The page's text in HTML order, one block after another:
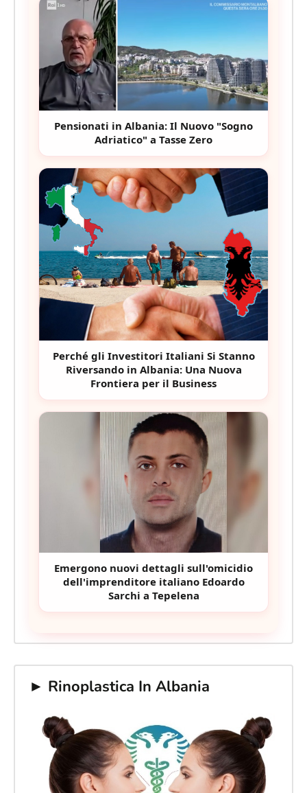
Pensionati in Albania: Il Nuovo "Sogno
Adriatico" a Tasse Zero
Perché gli Investitori Italiani Si Stanno
Riversando in Albania: Una Nuova
Frontiera per il Business
Emergono nuovi dettagli sull'omicidio
dell'imprenditore italiano Edoardo
Sarchi a Tepelena
► Rinoplastica In Albania